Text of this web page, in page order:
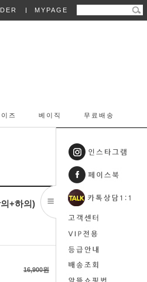
MYPAGE
즈 베이직 무료배송
+하의)
16,900원